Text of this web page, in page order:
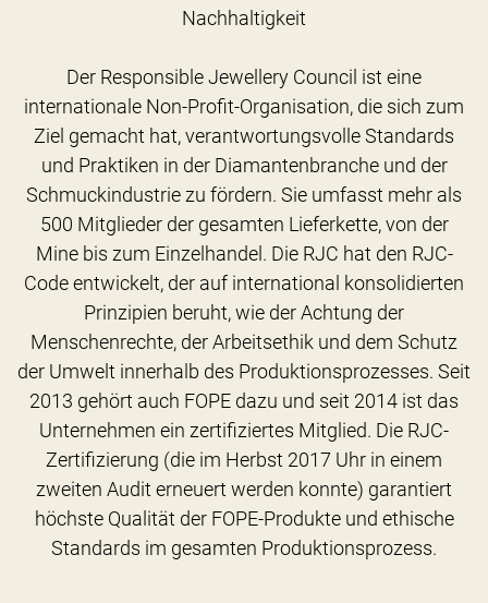
Nachhaltigkeit
Der Responsible Jewellery Council ist eine
internationale Non-Profit-Organisation, die sich zum
Ziel gemacht hat, verantwortungsvolle Standards
und Praktiken in der Diamantenbranche und der
Schmuckindustrie zu fördern. Sie umfasst mehr als
500 Mitglieder der gesamten Lieferkette, von der
Mine bis zum Einzelhandel. Die RJC hat den RJC-
Code entwickelt, der auf international konsolidierten
Prinzipien beruht, wie der Achtung der
Menschenrechte, der Arbeitsethik und dem Schutz
der Umwelt innerhalb des Produktionsprozesses. Seit
2013 gehört auch FOPE dazu und seit 2014 ist das
Unternehmen ein zertifiziertes Mitglied. Die RJC-
Zertifizierung (die im Herbst 2017 Uhr in einem
zweiten Audit erneuert werden konnte) garantiert
höchste Qualität der FOPE-Produkte und ethische